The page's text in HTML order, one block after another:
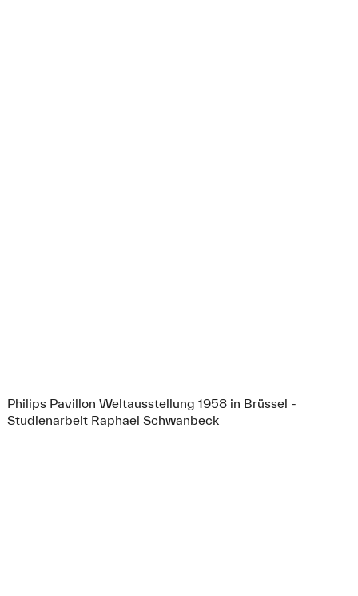
Philips Pavillon Weltausstellung 1958 in Brüssel -
Studienarbeit Raphael Schwanbeck